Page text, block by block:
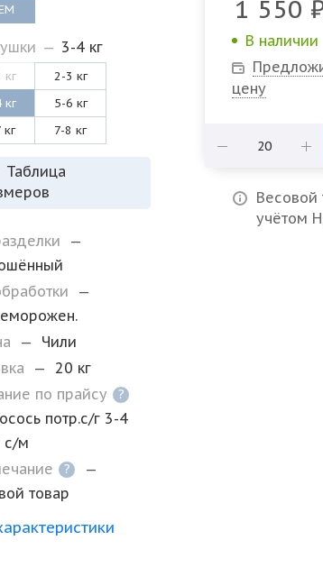
— 3-4 кг
кг
2-3 кг
кг
5-6 кг
кг
7-8 кг
Таблица
—
—
—
Чили
—
20 кг
по прайсу
?
потр.с/г 3-4
с/м
?
—
товар
1 550
В наличии
цену
Весовой
учётом